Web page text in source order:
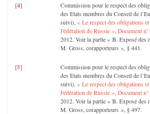
[4]
Commission pour le respect des
des Etats membres du Conseil de
suivi), « Le respect des obligations
Fédération de Russie », Document
2012. Voir la partie « B. Exposé des
M. Gross, corapporteurs », § 441.
[5]
Commission pour le respect des
des Etats membres du Conseil de
suivi), « Le respect des obligations
Fédération de Russie », Document
2012. Voir la partie « B. Exposé des
M. Gross, corapporteurs », § 497.